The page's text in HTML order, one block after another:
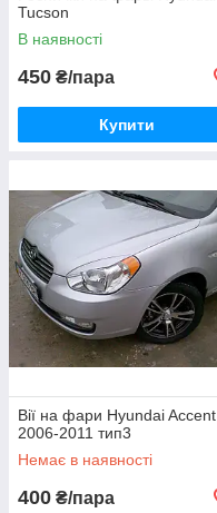
Tucson
В наявності
450 ₴/пара
Купити
Вії на фари Hyundai Accent
2006-2011 тип3
Немає в наявності
400 ₴/пара